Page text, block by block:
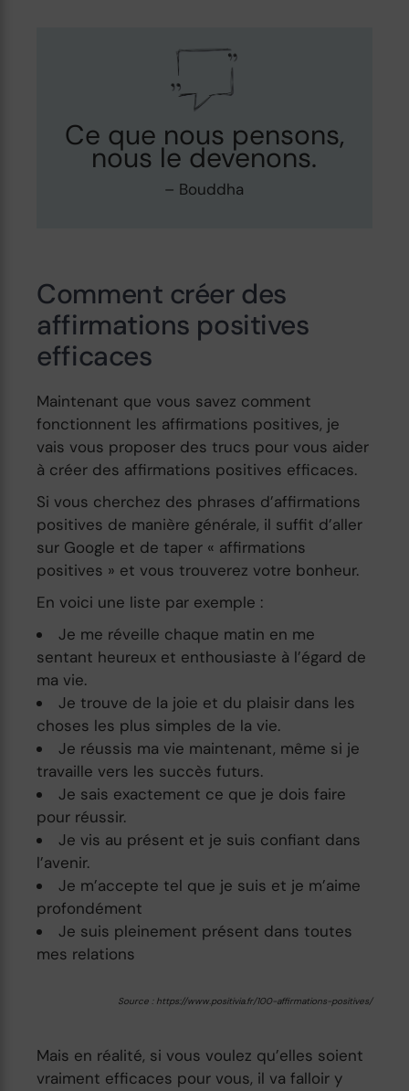
Ce que nous pensons,
nous le devenons.
– Bouddha
Comment créer des
affirmations positives
efficaces
Maintenant que vous savez comment
fonctionnent les affirmations positives, je
vais vous proposer des trucs pour vous aider
à créer des affirmations positives efficaces.
Si vous cherchez des phrases d’affirmations
positives de manière générale, il suffit d’aller
sur Google et de taper « affirmations
positives » et vous trouverez votre bonheur.
En voici une liste par exemple :
Je me réveille chaque matin en me
sentant heureux et enthousiaste à l’égard de
ma vie.
Je trouve de la joie et du plaisir dans les
choses les plus simples de la vie.
Je réussis ma vie maintenant, même si je
travaille vers les succès futurs.
Je sais exactement ce que je dois faire
pour réussir.
Je vis au présent et je suis confiant dans
l’avenir.
Je m’accepte tel que je suis et je m’aime
profondément
Je suis pleinement présent dans toutes
mes relations
Source : https://www.positivia.fr/100-affirmations-positives/
Mais en réalité, si vous voulez qu’elles soient
vraiment efficaces pour vous, il va falloir y